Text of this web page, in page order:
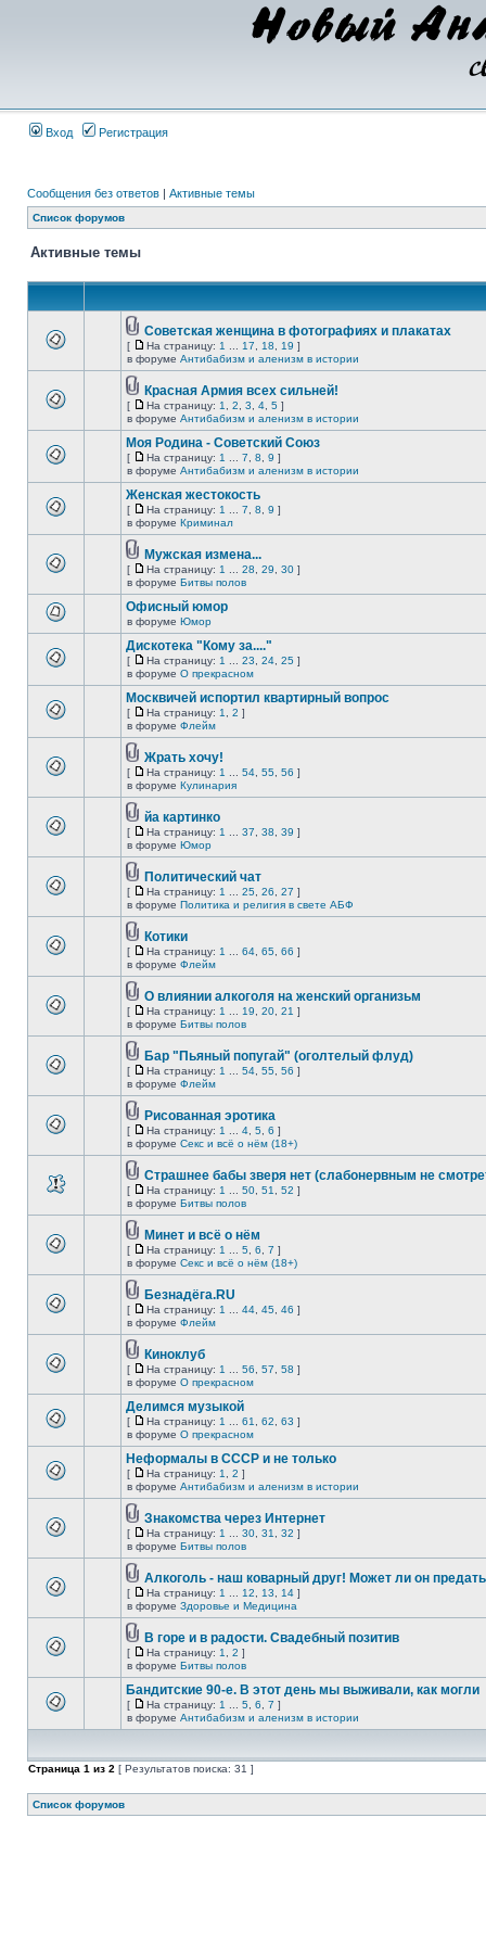
Вход Регистрация
Сообщения без ответов | Активные темы
Список форумов
Активные темы
Советская женщина в фотографиях и плакатах
[ На страницу: 1 17 18 19 ]
в форуме Антибабизм и аленизм в истории
Красная Армия всех сильней!
[ На страницу: 1 2 3 4 5 ]
в форуме Антибабизм и аленизм в истории
Моя Родина - Советский Союз
[ На страницу: 1 7 8 9 ]
в форуме Антибабизм и аленизм в истории
Женская жестокость
[ На страницу: 1 7 8 9 ]
в форуме Криминал
Мужская измена...
[ На страницу: 1 28 29 30 ]
в форуме Битвы полов
Офисный юмор
в форуме Юмор
Дискотека "Кому за...."
[ На страницу: 1 23 24 25 ]
в форуме О прекрасном
Москвичей испортил квартирный вопрос
[ На страницу: 1 2 ]
в форуме Флейм
Жрать хочу!
[ На страницу: 1 54 55 56 ]
в форуме Кулинария
йа картинко
[ На страницу: 1 37 38 39 ]
в форуме Юмор
Политический чат
[ На страницу: 1 25 26 27 ]
в форуме Политика и религия в свете АБФ
Котики
[ На страницу: 1 64 65 66 ]
в форуме Флейм
О влиянии алкоголя на женский организьм
[ На страницу: 1 19 20 21 ]
в форуме Битвы полов
Бар "Пьяный попугай" (оголтелый флуд)
[ На страницу: 1 54 55 56 ]
в форуме Флейм
Рисованная эротика
[ На страницу: 1 4 5 6 ]
в форуме Секс и всё о нём (18+)
Страшнее бабы зверя нет (слабонервным не
[ На страницу: 1 50 51 52 ]
в форуме Битвы полов
Минет и всё о нём
[ На страницу: 1 5 6 7 ]
в форуме Секс и всё о нём (18+)
Безнадёга.RU
[ На страницу: 1 44 45 46 ]
в форуме Флейм
Киноклуб
[ На страницу: 1 56 57 58 ]
в форуме О прекрасном
Делимся музыкой
[ На страницу: 1 61 62 63 ]
в форуме О прекрасном
Неформалы в СССР и не только
[ На страницу: 1 2 ]
в форуме Антибабизм и аленизм в истории
Знакомства через Интернет
[ На страницу: 1 30 31 32 ]
в форуме Битвы полов
Алкоголь - наш коварный друг! Может ли он
[ На страницу: 1 12 13 14 ]
в форуме Здоровье и Медицина
В горе и в радости. Свадебный позитив
[ На страницу: 1 2 ]
в форуме Битвы полов
Бандитские 90-е. В этот день мы выживали, как могли
[ На страницу: 1 5 6 7 ]
в форуме Антибабизм и аленизм в истории
Страница 1 из 2 [ Результатов поиска: 31 ]
Список форумов